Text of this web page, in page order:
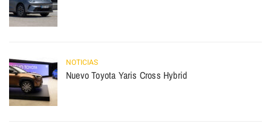
NOTICIAS
Nuevo Toyota Yaris Cross Hybrid